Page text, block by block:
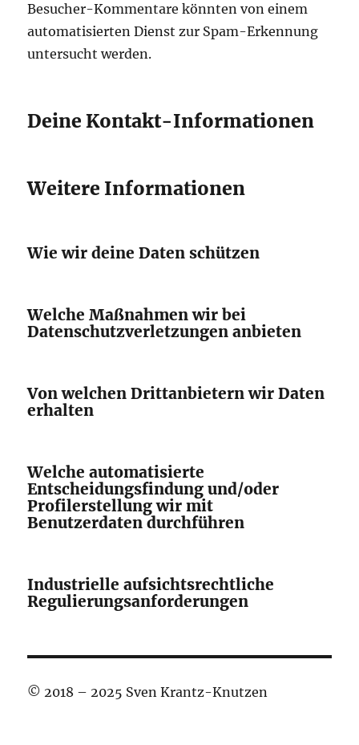
Besucher-Kommentare könnten von einem
automatisierten Dienst zur Spam-Erkennung
untersucht werden.
Deine Kontakt-Informationen
Weitere Informationen
Wie wir deine Daten schützen
Welche Maßnahmen wir bei
Datenschutzverletzungen anbieten
Von welchen Drittanbietern wir Daten
erhalten
Welche automatisierte
Entscheidungsfindung und/oder
Profilerstellung wir mit
Benutzerdaten durchführen
Industrielle aufsichtsrechtliche
Regulierungsanforderungen
© 2018 – 2025 Sven Krantz-Knutzen